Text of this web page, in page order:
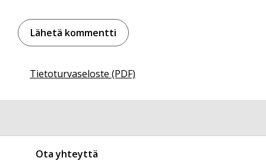
Tietoturvaseloste (PDF)
Ota yhteyttä